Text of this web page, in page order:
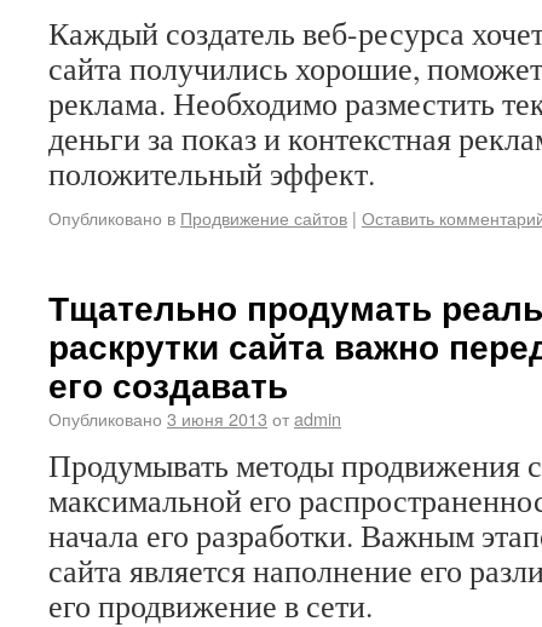
Каждый создатель веб-ресурса
сайта получились хорошие,
реклама. Необходимо разместить
деньги за показ и контекстная
положительный эффект.
Опубликовано в Продвижение сайтов | Оставить
Тщательно продумать
раскрутки сайта важно
его создавать
Опубликовано 3 июня 2013 отadmin
Продумывать методы продвижения
максимальной его
начала его разработки. Важным
сайта является наполнение его
его продвижение в сети.